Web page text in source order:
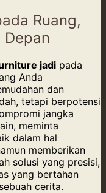
Ruang,
Depan
jadi pada
Anda
dan
tetapi berpotensi
jangka
meminta
dalam hal
memberikan
solusi yang presisi,
yang bertahan
cerita.